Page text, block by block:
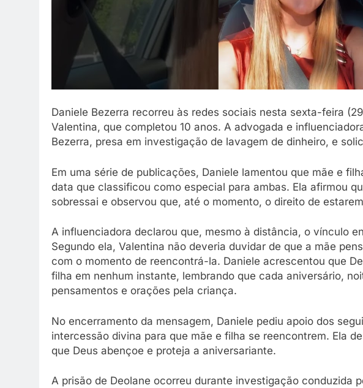
Daniele Bezerra recorreu às redes sociais nesta sexta-feira
Valentina, que completou 10 anos. A advogada e
Bezerra, presa em investigação de lavagem de dinheiro, e
Em uma série de publicações, Daniele lamentou que mãe e
data que classificou como especial para ambas. Ela afirmou
sobressai e observou que, até o momento, o direito de
A influenciadora declarou que, mesmo à distância, o vínculo
Segundo ela, Valentina não deveria duvidar de que a mãe
com o momento de reencontrá-la. Daniele acrescentou que
filha em nenhum instante, lembrando que cada aniversário,
pensamentos e orações pela criança.
No encerramento da mensagem, Daniele pediu apoio dos
intercessão divina para que mãe e filha se reencontrem. Ela
que Deus abençoe e proteja a aniversariante.
A prisão de Deolane ocorreu durante investigação conduzida